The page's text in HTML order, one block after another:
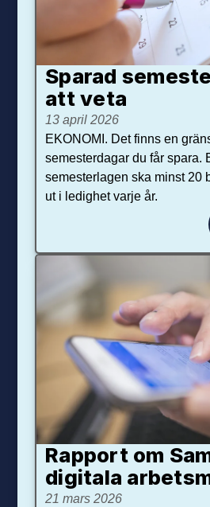
Sparad
att veta
13 april 2026
EKONOMI. Det finns en
semesterdagar du får spara.
semesterlagen ska minst 20
ut i ledighet varje år.
Rapport om
digitala
21 mars 2026